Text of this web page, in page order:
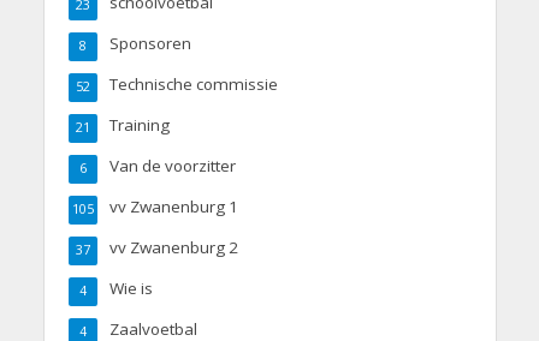
23
Sponsoren
8
Technische commissie
52
Training
21
Van de voorzitter
6
vv Zwanenburg 1
105
vv Zwanenburg 2
37
Wie is
4
Zaalvoetbal
4